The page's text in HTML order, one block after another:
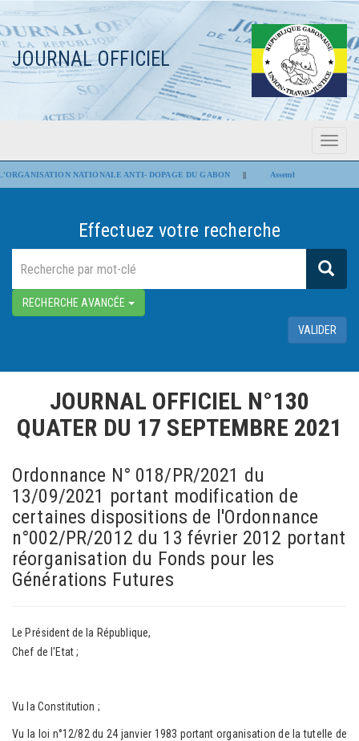
JOURNAL OFFICIEL
Menu
NATIONALE ANTI- DOPAGE DU GABON|| Assemblée nationale : Les
Effectuez votre recherche
RECHERCHE AVANCÉE
VALIDER
JOURNAL OFFICIEL N°130
QUATER DU 17 SEPTEMBRE 2021
Ordonnance N° 018/PR/2021 du
13/09/2021 portant modification de
certaines dispositions de l'Ordonnance
n°002/PR/2012 du 13 février 2012 portant
réorganisation du Fonds pour les
Générations Futures
Le Président de la République,
Chef de l'Etat ;
Vu la Constitution ;
Vu la loi n°12/82 du 24 janvier 1983 portant organisation de la tutelle de